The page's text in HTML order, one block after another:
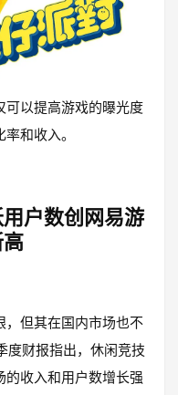
可以提高游戏的曝光度
和收入。
户数创网易游
，但其在国内市场也不
度财报指出，休闲竞技
的收入和用户数增长强